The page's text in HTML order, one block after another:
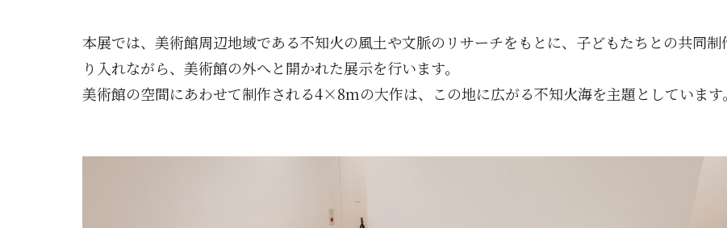
本展では、美術館周辺地域である不知火の風土や文脈のリサーチをもとに、子どもたちとの共同制
り入れながら、美術館の外へと開かれた展示を行います。
美術館の空間にあわせて制作される4×8mの大作は、この地に広がる不知火海を主題としています。